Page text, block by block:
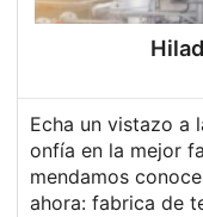
Echa un vistazo a
onfía en la mejor
mendamos
ahora: fabrica de